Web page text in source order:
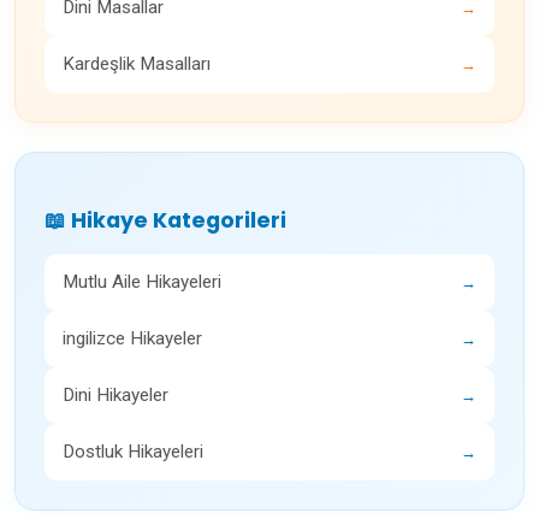
Dini Masallar →
Kardeşlik Masalları →
📖 Hikaye Kategorileri
Mutlu Aile Hikayeleri →
ingilizce Hikayeler →
Dini Hikayeler →
Dostluk Hikayeleri →